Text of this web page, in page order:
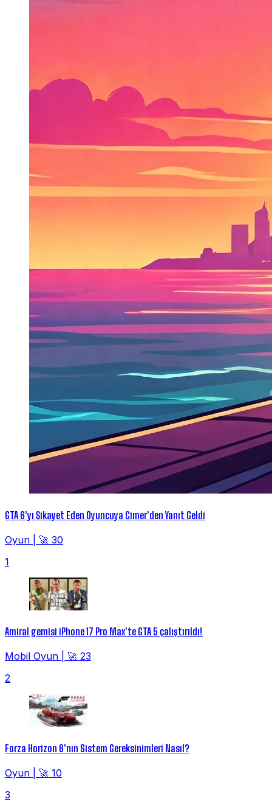
GTA 6'yı Şikayet Eden Oyuncuya Cimer'den Yanıt Geldi
Oyun
🚀 30
1
Amiral gemisi iPhone 17 Pro Max'te GTA 5 çalıştırıldı!
Mobil Oyun
🚀 23
2
Forza Horizon 6'nın Sistem Gereksinimleri Nasıl?
Oyun
🚀 10
3